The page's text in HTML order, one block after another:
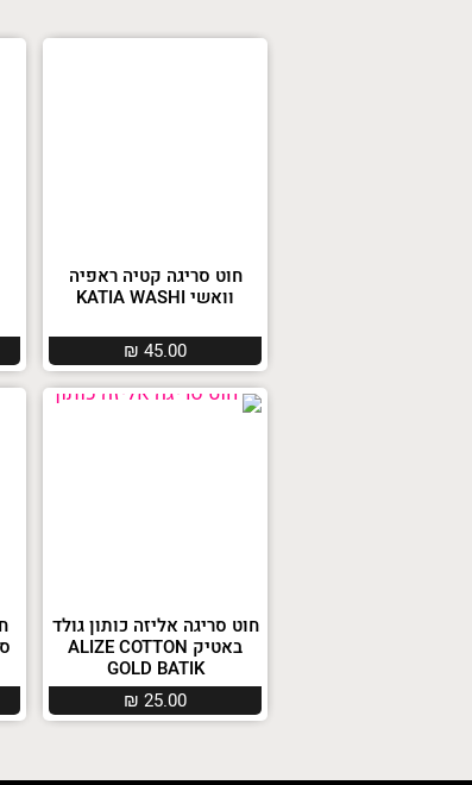
חוט סריגה קטיה ראפיה
וואשי KATIA WASHI
₪ 45.00
חוט סריגה אליזה כותון גולד
באטיק ALIZE COTTON
GOLD BATIK
₪ 25.00